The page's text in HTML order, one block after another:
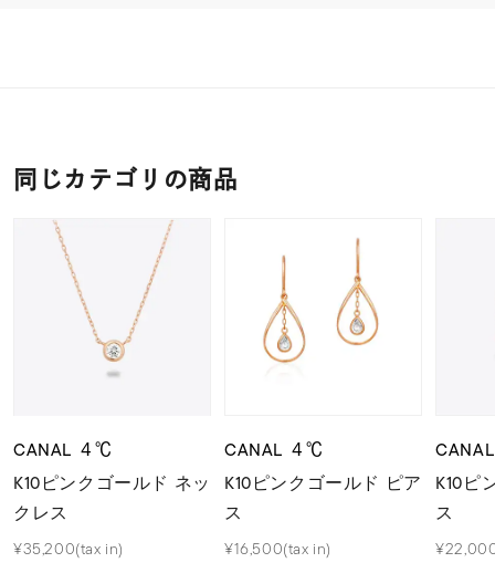
同じカテゴリの商品
CANAL ４℃
K10ピンクゴールド ネッ
クレス
¥35,200(tax in)
CANAL ４℃
K10ピンクゴールド ピア
ス
¥16,500(tax in)
K10ピ
ス